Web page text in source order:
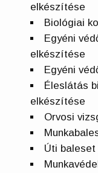
elkészítése
Biológiai
Egyéni
elkészítése
Egyéni
Éleslátás
elkészítése
Orvosi
Úti baleset